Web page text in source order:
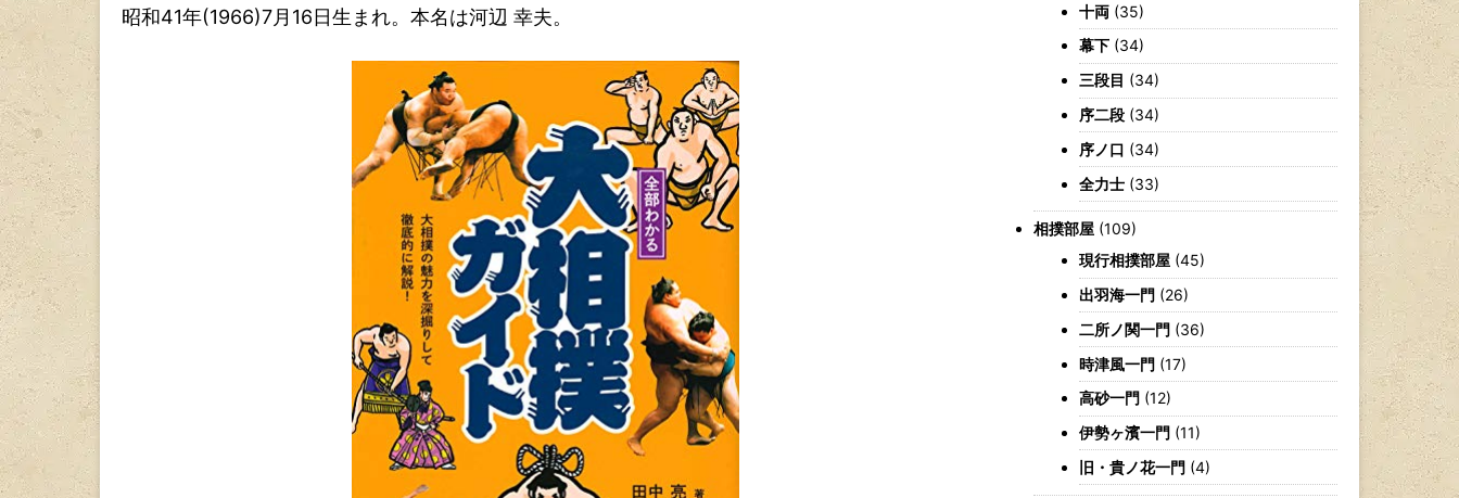
昭和41年(1966)7月16日生まれ。本名は河辺 幸夫。
十両 (35)
幕下 (34)
三段目 (34)
序二段 (34)
序ノ口 (34)
全力士 (33)
相撲部屋 (109)
現行相撲部屋 (45)
出羽海一門 (26)
二所ノ関一門 (36)
時津風一門 (17)
高砂一門 (12)
伊勢ヶ濱一門 (11)
旧・貴ノ花一門 (4)